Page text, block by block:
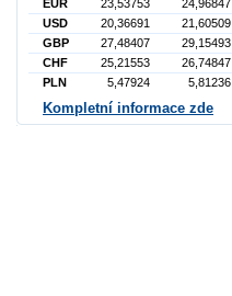
EUR
23,53753
24,96847
USD
20,36691
21,60509
GBP
27,48407
29,15493
CHF
25,21553
26,74847
PLN
5,47924 5,81236
Kompletní informace zde